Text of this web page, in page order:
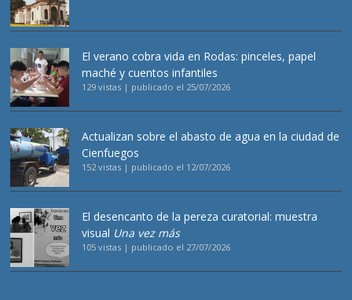
El verano cobra vida en Rodas: pinceles, papel
maché y cuentos infantiles
129 vistas | publicado el 25/07/2026
Actualizan sobre el abasto de agua en la ciudad de
Cienfuegos
152 vistas | publicado el 12/07/2026
El desencanto de la pereza curatorial: muestra
visual Una vez más
105 vistas | publicado el 27/07/2026